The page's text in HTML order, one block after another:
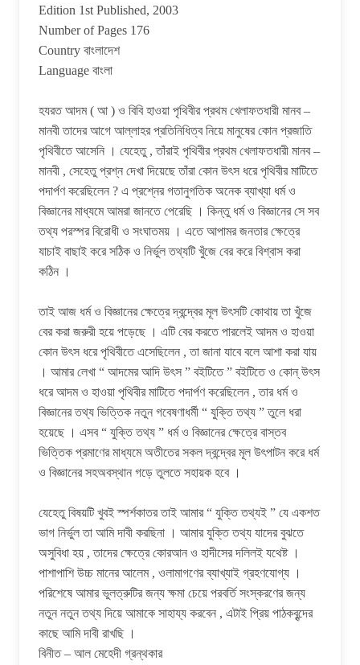
Edition 1st Published, 2003
Number of Pages 176
Country বাংলাদেশ
Language বাংলা
হযরত আদম ( আ ) ও বিবি হাওয়া পৃথিবীর প্রথম খেলাফতধারী মানব –
মানবী তাদের আগে আল্লাহর প্রতিনিধিত্ব নিয়ে মানুষের কোন প্রজাতি
পৃথিবীতে আসেনি । যেহেতু , তাঁরাই পৃথিবীর প্রথম খেলাফতধারী মানব –
মানবী , সেহেতু প্রশ্ন দেখা দিয়েছে তাঁরা কোন উৎস ধরে পৃথিবীর মাটিতে
পদার্পণ করেছিলেন ? এ প্রশ্নের গতানুগতিক অনেক ব্যাখ্যা ধর্ম ও
বিজ্ঞানের মাধ্যমে আমরা জানতে পেরেছি । কিন্তু ধর্ম ও বিজ্ঞানের সে সব
তথ্য পরস্পর বিরোধী ও সংঘাতময় । এতে আপামর জনতার ক্ষেত্রে
যাচাই বাছাই করে সঠিক ও নির্ভুল তথ্যটি খুঁজে বের করে বিশ্বাস করা
কঠিন ।
তাই আজ ধর্ম ও বিজ্ঞানের ক্ষেত্রে দ্বন্দ্বের মূল উৎসটি কোথায় তা খুঁজে
বের করা জরুরী হয়ে পড়েছে । এটি বের করতে পারলেই আদম ও হাওয়া
কোন উৎস ধরে পৃথিবীতে এসেছিলেন , তা জানা যাবে বলে আশা করা যায়
। আমার লেখা “ আদমের আদি উৎস ” বইটিতে ” বইটিতে ও কোন্ উৎস
ধরে আদম ও হাওয়া পৃথিবীর মাটিতে পদার্পণ করেছিলেন , তার ধর্ম ও
বিজ্ঞানের তথ্য ভিত্তিক নতুন গবেষণাধর্মী “ যুক্তি তথ্য ” তুলে ধরা
হয়েছে । এসব “ যুক্তি তথ্য ” ধর্ম ও বিজ্ঞানের ক্ষেত্রে বাস্তব
ভিত্তিক প্রমাণের মাধ্যমে অতীতের সকল দ্বন্দ্বের মূল উৎপাটন করে ধর্ম
ও বিজ্ঞানের সহঅবস্থান গড়ে তুলতে সহায়ক হবে ।
যেহেতু বিষয়টি খুবই স্পর্শকাতর তাই আমার “ যুক্তি তথ্যই ” যে একশত
ভাগ নির্ভুল তা আমি দাবী করছিনা । আমার যুক্তি তথ্য যাদের বুঝতে
অসুবিধা হয় , তাদের ক্ষেত্রে কোরআন ও হাদীসের দলিলই যথেষ্ট ।
পাশাপাশি উচ্চ মানের আলেম , ওলামাগণের ব্যাখ্যাই গ্রহণযোগ্য ।
পরিশেষে আমার ভুলত্রুটির জন্য ক্ষমা চেয়ে পরবর্তি সংস্করণের জন্য
নতুন নতুন তথ্য দিয়ে আমাকে সাহায্য করবেন , এটাই প্রিয় পাঠকবৃন্দের
কাছে আমি দাবী রাখছি ।
বিনীত – আল মেহেদী গ্রন্থকার